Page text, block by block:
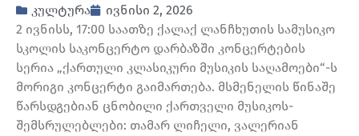
კულტურა
ივნისი 2, 2026
2 ივნისს, 17:00 საათზე ქალაქ ლანჩხუთის სამუსიკო
სკოლის საკონცერტო დარბაზში კონცერტების
სერია „ქართული კლასიკური მუსიკის საღამოები“-ს
მორიგი კონცერტი გაიმართება. მსმენელის წინაშე
წარსდგებიან ცნობილი ქართველი მუსიკოს-
შემსრულებლები: თამარ ლიჩელი, ვალერიან